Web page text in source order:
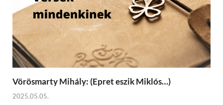
Vörösmarty Mihály: (Epret eszik Miklós…)
2025.05.05.